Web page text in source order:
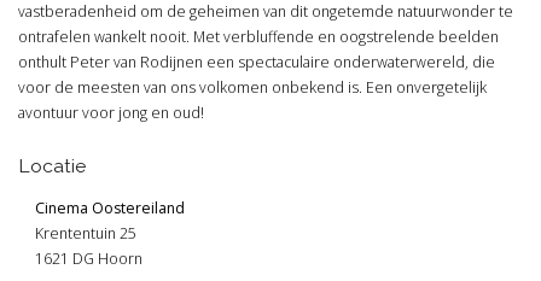
vastberadenheid om de geheimen van dit ongetemde natuurwonder te
ontrafelen wankelt nooit. Met verbluffende en oogstrelende beelden
onthult Peter van Rodijnen een spectaculaire onderwaterwereld, die
voor de meesten van ons volkomen onbekend is. Een onvergetelijk
avontuur voor jong en oud!
Locatie
Cinema Oostereiland
Krententuin 25
1621 DG Hoorn